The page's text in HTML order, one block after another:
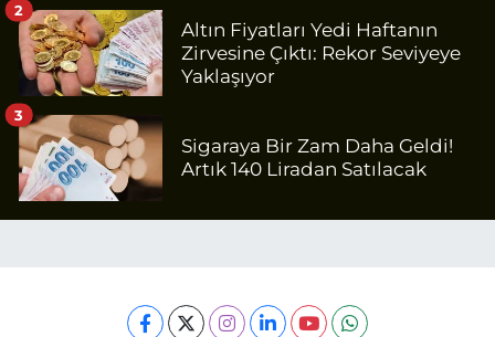
Altın Fiyatları Yedi Haftanın
Zirvesine Çıktı: Rekor Seviyeye
Yaklaşıyor
2
Sigaraya Bir Zam Daha Geldi!
Artık 140 Liradan Satılacak
3